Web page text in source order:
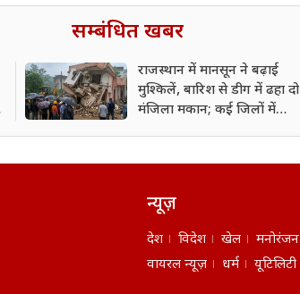
सम्बंधित खबर
राजस्थान में मानसून ने बढ़ाई
मुश्किलें, बारिश से डीग में ढहा दो
मंजिला मकान; कई जिलों में
न्यूज़
देश विदेश खेल मनोरंजन
वायरल न्यूज़
धर्म यूटिलिटी